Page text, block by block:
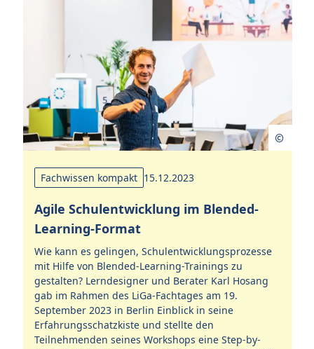
Fachwissen kompakt 15.12.2023
Agile Schulentwicklung im Blended-
Learning-Format
Wie kann es gelingen, Schulentwicklungsprozesse
mit Hilfe von Blended-Learning-Trainings zu
gestalten? Lerndesigner und Berater Karl Hosang
gab im Rahmen des LiGa-Fachtages am 19.
September 2023 in Berlin Einblick in seine
Erfahrungsschatzkiste und stellte den
Teilnehmenden seines Workshops eine Step-by-